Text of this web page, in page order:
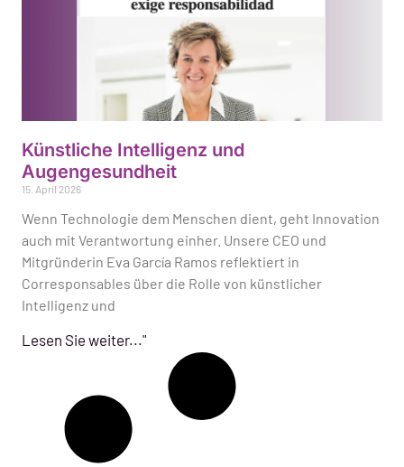
Künstliche Intelligenz und
Augengesundheit
15. April 2026
Wenn Technologie dem Menschen dient, geht Innovation
auch mit Verantwortung einher. Unsere CEO und
Mitgründerin Eva García Ramos reflektiert in
Corresponsables über die Rolle von künstlicher
Intelligenz und
Lesen Sie weiter..."